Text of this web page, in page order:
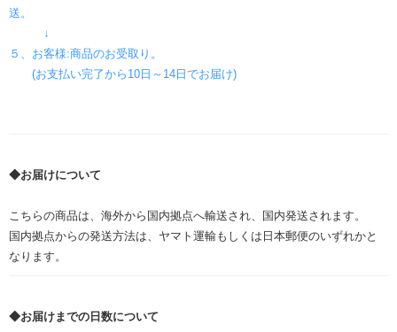
送。
↓
５、お客様:商品のお受取り。
(お支払い完了から10日～14日でお届け)
◆お届けについて
こちらの商品は、海外から国内拠点へ輸送され、国内発送されます。
国内拠点からの発送方法は、ヤマト運輸もしくは日本郵便のいずれかと
なります。
◆お届けまでの日数について